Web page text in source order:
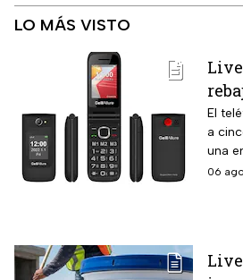
LO MÁS VISTO
con
6 MSI
El
a
una
envío
06